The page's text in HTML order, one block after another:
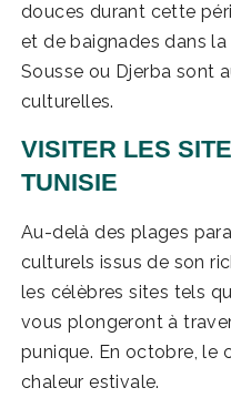
douces durant cette
et de baignades dans
Sousse ou Djerba sont
culturelles.
VISITER LES
TUNISIE
Au-delà des plages
culturels issus de son
les célèbres sites tels
vous plongeront à
punique. En octobre, le
chaleur estivale.